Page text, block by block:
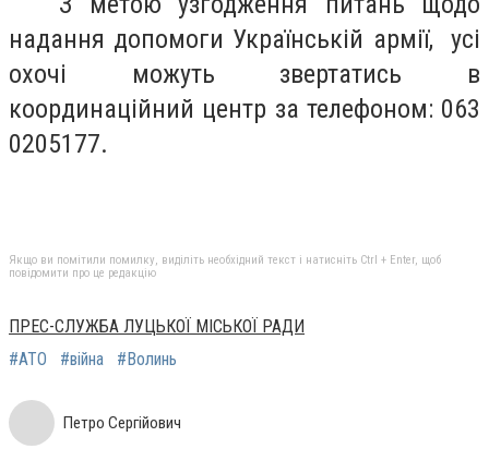
надання допомоги Українській армії, усі
охочі можуть звертатись в
координаційний центр за телефоном: 063
0205177.
Якщо ви помітили помилку, виділіть необхідний текст і натисніть Ctrl + Enter, щоб
повідомити про це редакцію
ПРЕС-СЛУЖБА ЛУЦЬКОЇ МІСЬКОЇ РАДИ
#АТО
#війна #Волинь
Петро Сергійович